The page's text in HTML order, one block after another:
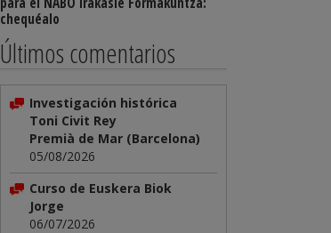
chequéalo
Últimos comentarios
Investigación histórica
Toni Civit Rey
Premià de Mar (Barcelona)
05/08/2026
Curso de Euskera Biok
Jorge
06/07/2026